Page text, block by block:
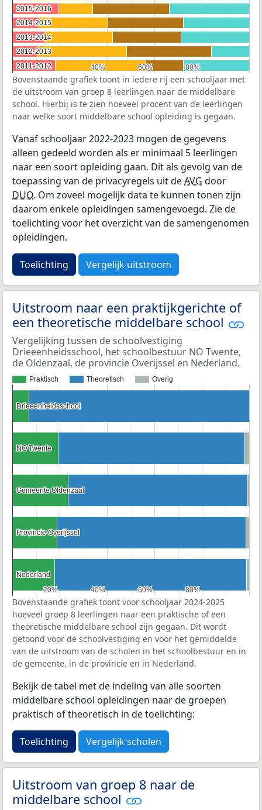
40%
40% 60%
60% 80%
80%
2015-2016
2015-2016
2014-2015
2014-2015
2013-2014
2013-2014
2012-2013
2012-2013
2011-2012
2011-2012
Bovenstaande grafiek toont in iedere rij een schooljaar met
de uitstroom van groep 8 leerlingen naar de middelbare
school. Hierbij is te zien hoeveel procent van de leerlingen
naar welke soort middelbare school opleiding is gegaan.
Vanaf schooljaar 2022-2023 mogen de gegevens
alleen gedeeld worden als er minimaal 5 leerlingen
naar een soort opleiding gaan. Dit als gevolg van de
toepassing van de privacyregels uit deAVG door
DUO. Om zoveel mogelijk data te kunnen tonen zijn
daarom enkele opleidingen samengevoegd. Zie de
toelichting voor het overzicht van de samengenomen
opleidingen.
Toelichting Vergelijk uitstroom
Uitstroom naar een praktijkgerichte of
een theoretische middelbare school
Vergelijking tussen de schoolvestiging
Drieeenheidsschool, het schoolbestuur NO Twente,
de Oldenzaal, de provincie Overijssel en Nederland.
Praktisch Theoretisch Overig
20%
20% 40%
40% 60%
60% 80%
80%
Drieeenheidsschool
Drieeenheidsschool
NO Twente
NO Twente
Gemeente Oldenzaal
Gemeente Oldenzaal
Provincie Overijssel
Provincie Overijssel
Nederland
Nederland
Bovenstaande grafiek toont voor schooljaar 2024-2025
hoeveel groep 8 leerlingen naar een praktische of een
theoretische middelbare school zijn gegaan. Dit wordt
getoond voor de schoolvestiging en voor het gemiddelde
van de uitstroom van de scholen in het schoolbestuur en in
de gemeente, in de provincie en in Nederland.
Bekijk de tabel met de indeling van alle soorten
middelbare school opleidingen naar de groepen
praktisch of theoretisch in de toelichting:
Toelichting Vergelijk scholen
Uitstroom van groep 8 naar de
middelbare school